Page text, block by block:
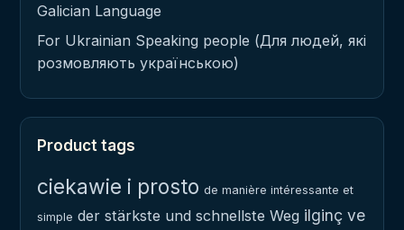
Galician Language
For Ukrainian Speaking people (Для людей, які
розмовляють українською)
Product tags
ciekawie i prosto de manière intéressante et
simple der stärkste und schnellste Weg ilginç ve